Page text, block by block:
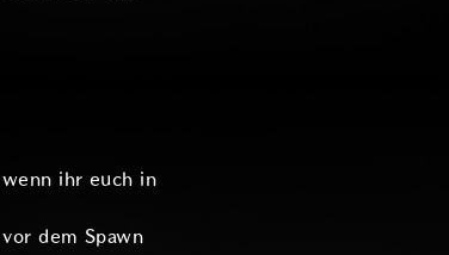
ihr euch in
dem Spawn